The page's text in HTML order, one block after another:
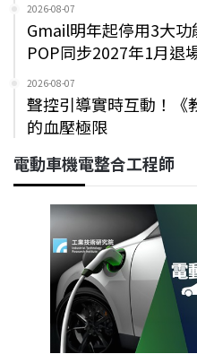
2026-08-07
Gmail明年起停用3大
POP同步2027年1月退
2026-08-07
聲控引導實時互動！《
的血壓極限
電動車機電整合工程師